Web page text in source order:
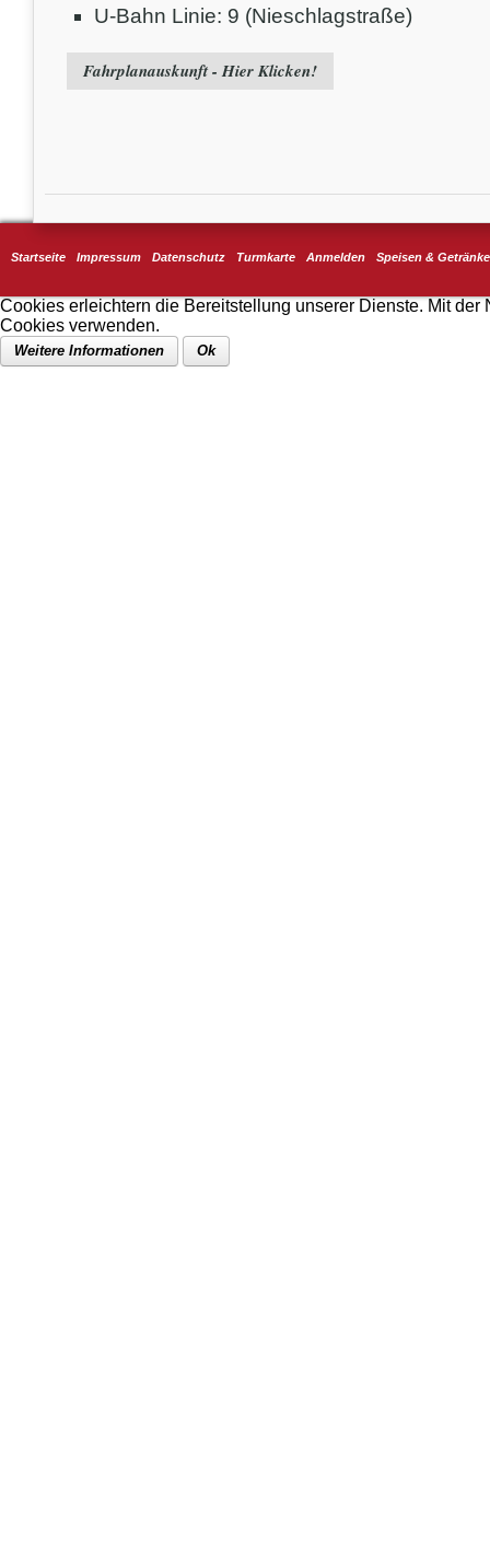
U-Bahn Linie: 9 (Nieschlagstraße)
Fahrplanauskunft - Hier Klicken!
Startseite Impressum Datenschutz Turmkarte Anmelden Speisen & Getränke
Cookies erleichtern die Bereitstellung unserer Dienste. Mit
Cookies verwenden.
Weitere Informationen Ok